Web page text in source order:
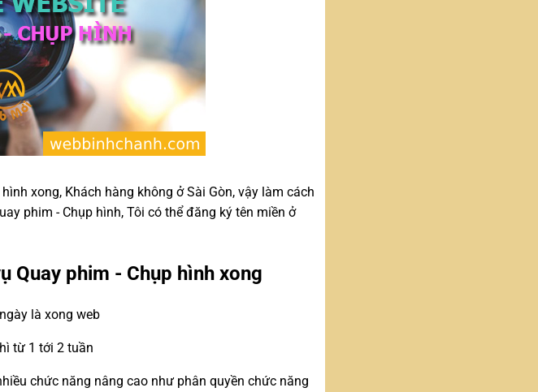
xong, Khách hàng không ở Sài Gòn, vậy làm cách
phim - Chụp hình, Tôi có thể đăng ký tên miền ở
Quay phim - Chụp hình xong
là xong web
từ 1 tới 2 tuần
chức năng nâng cao như phân quyền chức năng